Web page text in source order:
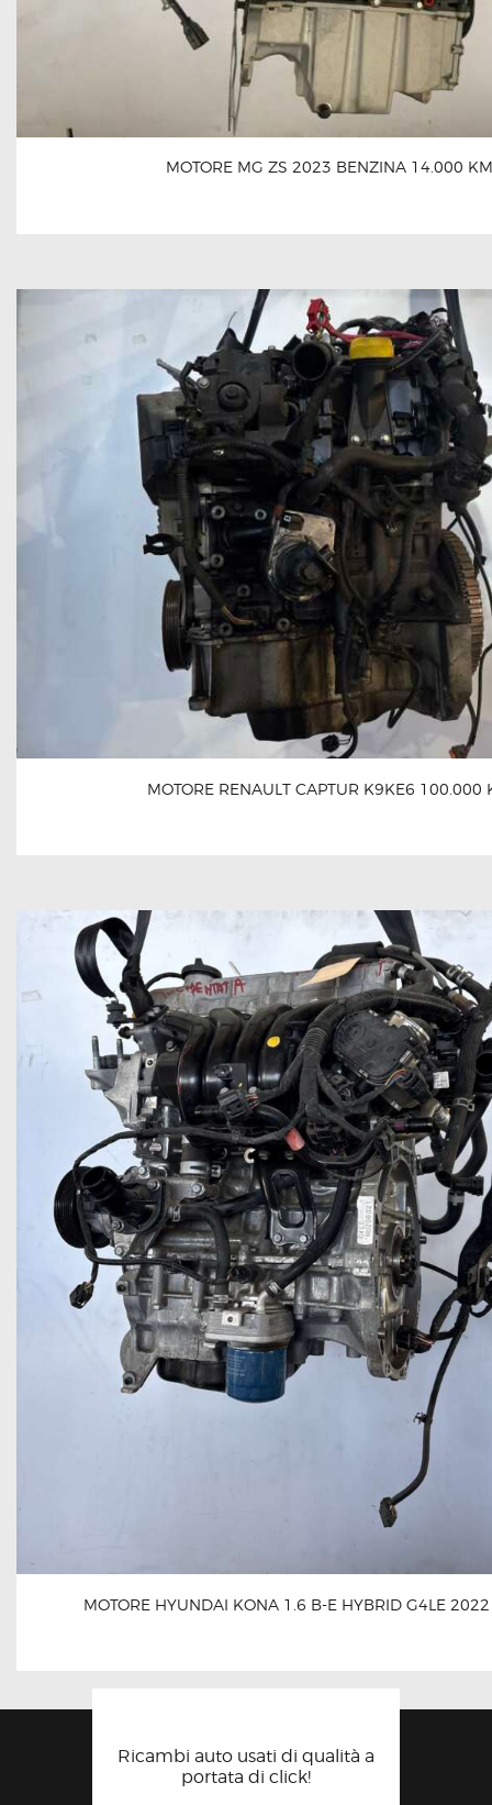
MOTORE MG ZS 2023 BENZINA 14.000 KM
MOTORE RENAULT CAPTUR K9KE6 100.000
MOTORE HYUNDAI KONA 1.6 B-E HYBRID G4LE
Ricambi auto usati di qualità a
portata di click!